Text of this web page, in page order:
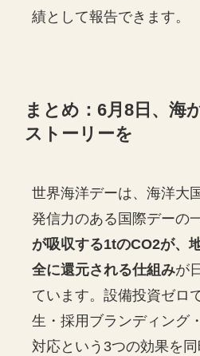
績として報告できます。
まとめ：6月8日、海
ストーリーを
世界海洋デーは、海洋大
発信力のある国際デーの
が吸収する1tのCO2が、
全に還元される仕組みが
ています。設備投資ゼロ
生・採用ブランディング
対応という3つの効果を